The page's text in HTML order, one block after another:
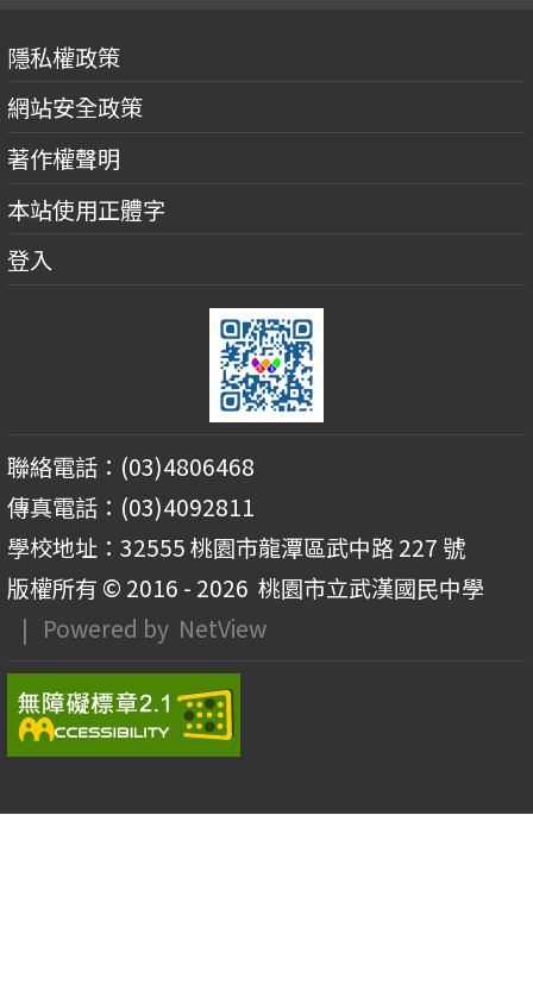
隱私權政策
網站安全政策
著作權聲明
本站使用正體字
登入
聯絡電話：(03)4806468
傳真電話：(03)4092811
學校地址：32555 桃園市龍潭區武中路 227 號
版權所有 © 2016 - 2026 桃園市立武漢國民中學
| Powered by NetView